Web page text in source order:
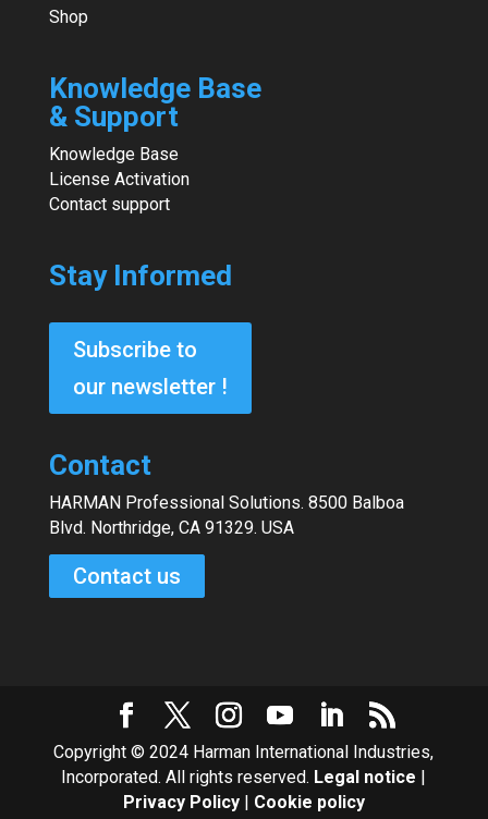
Shop
Knowledge Base
& Support
Knowledge Base
License Activation
Contact support
Stay Informed
Subscribe to
our newsletter !
Contact
HARMAN Professional Solutions. 8500 Balboa
Blvd. Northridge, CA 91329. USA
Contact us
Copyright © 2024 Harman International Industries,
Incorporated. All rights reserved. Legal notice
Privacy Policy| Cookie policy